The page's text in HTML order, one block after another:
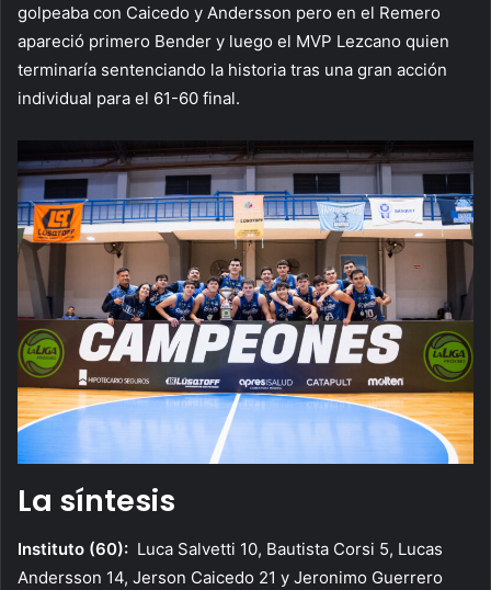
golpeaba con Caicedo y Andersson pero en el Remero
apareció primero Bender y luego el MVP Lezcano quien
terminaría sentenciando la historia tras una gran acción
individual para el 61-60 final.
La síntesis
Instituto (60): Luca Salvetti 10, Bautista Corsi 5, Lucas
Andersson 14, Jerson Caicedo 21 y Jeronimo Guerrero